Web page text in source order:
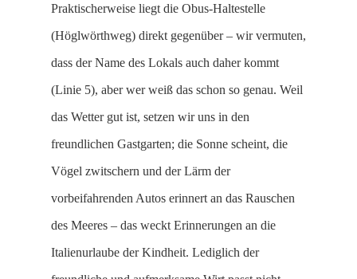
Praktischerweise liegt die Obus-Haltestelle
(Höglwörthweg) direkt gegenüber – wir vermuten,
dass der Name des Lokals auch daher kommt
(Linie 5), aber wer weiß das schon so genau. Weil
das Wetter gut ist, setzen wir uns in den
freundlichen Gastgarten; die Sonne scheint, die
Vögel zwitschern und der Lärm der
vorbeifahrenden Autos erinnert an das Rauschen
des Meeres – das weckt Erinnerungen an die
Italienurlaube der Kindheit. Lediglich der